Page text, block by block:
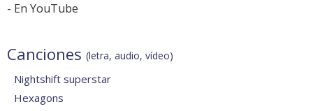
- En YouTube
Canciones (letra, audio, vídeo)
Nightshift superstar
Hexagons